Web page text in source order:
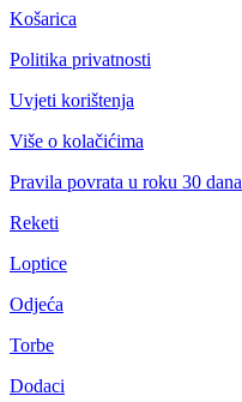
Košarica
Politika privatnosti
Uvjeti korištenja
Više o kolačićima
Pravila povrata u roku 30 dana
Reketi
Loptice
Odjeća
Torbe
Dodaci